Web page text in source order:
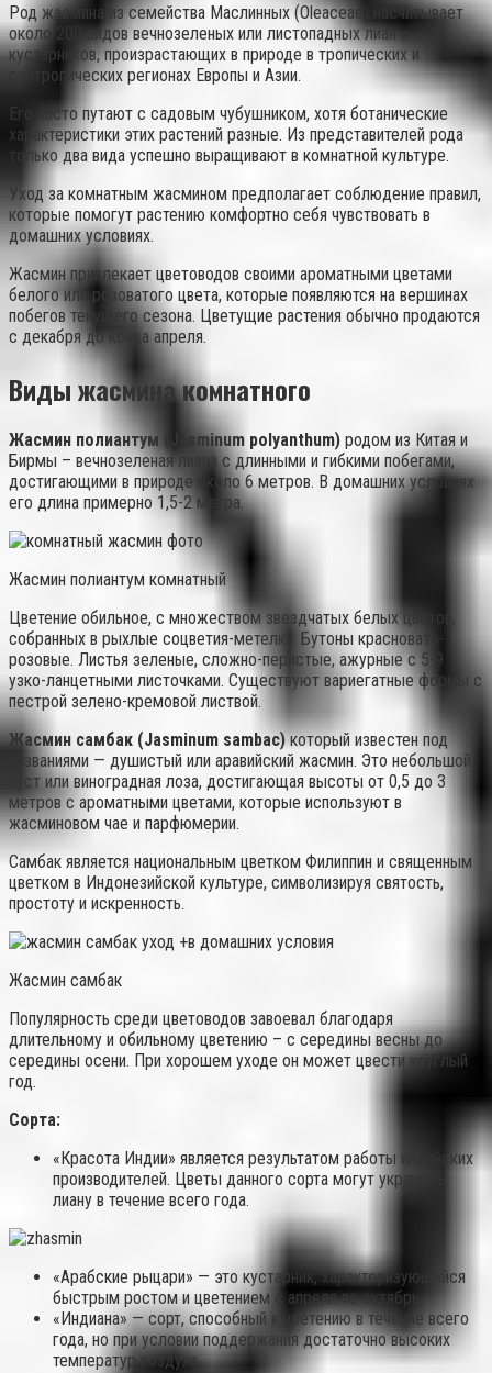
Род жасмина из семейства Маслинных (Oleaceae) насчитывает
около 200 видов вечнозеленых или листопадных лиан и
кустарников, произрастающих в природе в тропических и
субтропических регионах Европы и Азии.
Его часто путают с садовым чубушником, хотя ботанические
характеристики этих растений разные. Из представителей рода
только два вида успешно выращивают в комнатной культуре.
Уход за комнатным жасмином предполагает соблюдение правил,
которые помогут растению комфортно себя чувствовать в
домашних условиях.
Жасмин привлекает цветоводов своими ароматными цветами
белого или розоватого цвета, которые появляются на вершинах
побегов текущего сезона. Цветущие растения обычно продаются
с декабря до конца апреля.
Виды жасмина комнатного
Жасмин полиантум (Jasminum polyanthum) родом из Китая и
Бирмы – вечнозеленая лиана с длинными и гибкими побегами,
достигающими в природе около 6 метров. В домашних условиях
его длина примерно 1,5-2 метра.
Жасмин полиантум комнатный
Цветение обильное, с множеством звездчатых белых цветов,
собранных в рыхлые соцветия-метелки. Бутоны красновато-
розовые. Листья зеленые, сложно-перистые, ажурные с 5-9
узко-ланцетными листочками. Существуют вариегатные формы с
пестрой зелено-кремовой листвой.
Жасмин самбак (Jasminum sambac)который известен под
названиями — душистый или аравийский жасмин. Это небольшой
куст или виноградная лоза, достигающая высоты от 0,5 до 3
метров с ароматными цветами, которые используют в
жасминовом чае и парфюмерии.
Самбак является национальным цветком Филиппин и священным
цветком в Индонезийской культуре, символизируя святость,
простоту и искренность.
Жасмин самбак
Популярность среди цветоводов завоевал благодаря
длительному и обильному цветению – с середины весны до
середины осени. При хорошем уходе он может цвести круглый
год.
Сорта:
«Красота Индии» является результатом работы индийских
производителей. Цветы данного сорта могут украшать
лиану в течение всего года.
«Арабские рыцари» — это кустарник, характеризующийся
быстрым ростом и цветением с апреля по октябрь.
«Индиана» — сорт, способный к цветению в течение всего
года, но при условии поддержания достаточно высоких
температур воздуха.